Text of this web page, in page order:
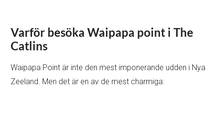
Varför besöka Waipapa point i The
Catlins
Waipapa Point är inte den mest imponerande udden i Nya
Zeeland. Men det är en av de mest charmiga: